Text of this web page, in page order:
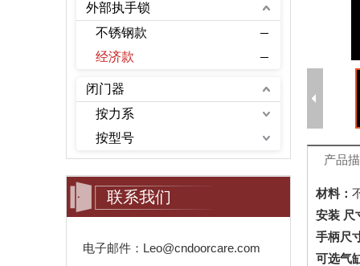
外部执手锁
不锈钢款
经济款
闭门器
按力系
按型号
联系我们
电子邮件：Leo@cndoorcare.com
产品
材料：
安装 尺
手柄尺
可选气